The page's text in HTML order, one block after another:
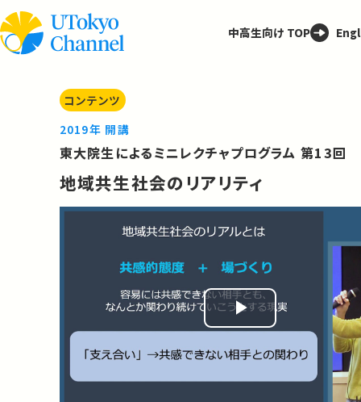
中高生向け TOP
コンテンツ
2019年 開講
東大院生によるミニレクチャプログラム 第13回
地域共生社会のリアリティ
Play
Video